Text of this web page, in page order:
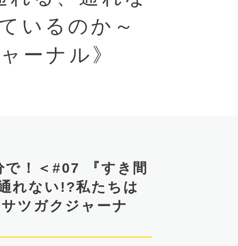
いるのか～
ーナル》
で！＜#07 『すき間
れない!?私たちは
ツガクジャーナ